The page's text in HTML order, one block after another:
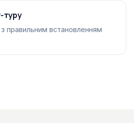
туру
правильним встановленням